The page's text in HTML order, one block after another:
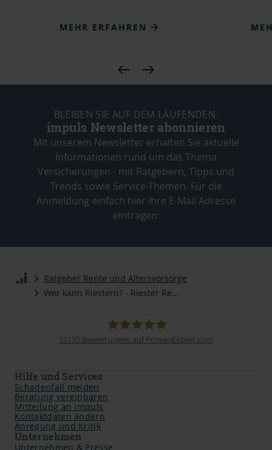
MEHR ERFAHREN
BLEIBEN SIE AUF DEM LAUFENDEN.
impuls Newsletter abonnieren
Mit unserem Newsletter erhalten Sie aktuelle
Informationen rund um das Thema
Versicherungen - mit Ratgebern, Tipps und
Trends sowie Service-Themen. Für die
Anmeldung einfach hier ihre E-Mail Adresse
eintragen:
Ratgeber Rente und Altersvorsorge
Wer kann Riestern? - Riester Rente
12155 Bewertungen auf ProvenExpert.com
Hilfe und Services
Schadenfall melden
Beratung vereinbaren
Mitteilung an impuls
Kontaktdaten ändern
Anregung und Kritik
Unternehmen
Unternehmen & Presse